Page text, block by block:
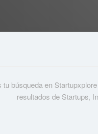
tu búsqueda en
resultados de Startups,